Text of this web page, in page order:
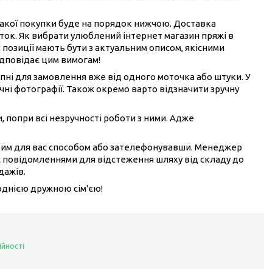
покупки буде на порядок нижчою. Доставка
Як вибрати улюблений інтернет магазин пряжі в
мають бути з актуальним описом, якісними
цим вимогам!
для замовлення вже від одного моточка або штуки. У
фотографії. Також окремо варто відзначити зручну
попри всі незручності роботи з ними. Адже
для вас способом або зателефонувавши. Менеджер
для відстеження шляху від складу до
дружною сім'єю!